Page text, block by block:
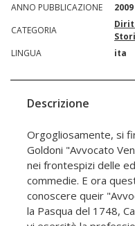
ANNO PUBBLICAZIONE
2009
CATEGORIA
LINGUA
ita
Descrizione
Orgogliosamente, si
Goldoni "Avvocato
nei frontespizi delle
commedie. E ora
conoscere queir
la Pasqua del 1748,